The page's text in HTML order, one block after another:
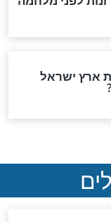
יהיה